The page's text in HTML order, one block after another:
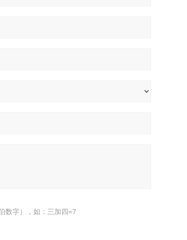
数字），如：三加四=7